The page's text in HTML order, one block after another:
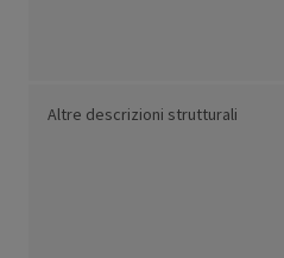
Altre descrizioni strutturali